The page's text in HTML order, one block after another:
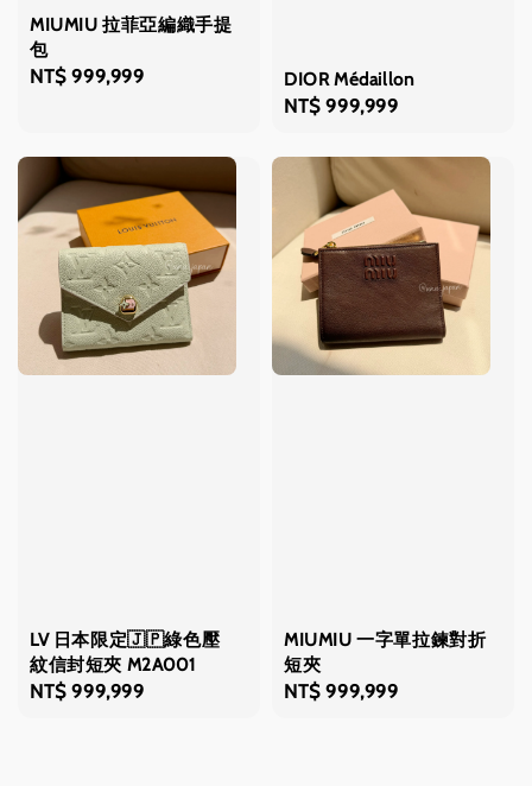
MIUMIU 拉菲亞編織手提
包
Regular
NT$ 999,999 DIOR Médaillon
Regular
NT$ 999,999
LV 日本限定🇯🇵綠色壓
紋信封短夾 M2A001
Regular
NT$ 999,999
MIUMIU 一字單拉鍊對折
短夾
Regular
NT$ 999,999